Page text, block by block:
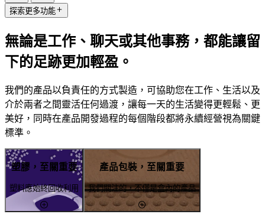
探索更多功能
無論是工作、聊天或其他事務，都能讓留
下的足跡更加輕盈。
我們的產品以負責任的方式製造，可協助您在工作、生活以及
介於兩者之間靈活任何過渡，讓每一天的生活變得更輕鬆、更
美好，同時在產品開發過程的每個階段都將永續經營視為關鍵
標準。
塑膠，至關重要
塑料應始終回收利用
產品包裝，至關重要
我們關注的，不僅是盒內的產品